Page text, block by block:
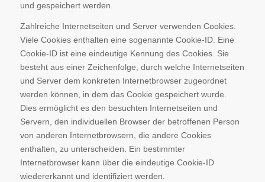
und gespeichert werden.
Zahlreiche Internetseiten und Server verwenden Cookies.
Viele Cookies enthalten eine sogenannte Cookie-ID. Eine
Cookie-ID ist eine eindeutige Kennung des Cookies. Sie
besteht aus einer Zeichenfolge, durch welche Internetseiten
und Server dem konkreten Internetbrowser zugeordnet
werden können, in dem das Cookie gespeichert wurde.
Dies ermöglicht es den besuchten Internetseiten und
Servern, den individuellen Browser der betroffenen Person
von anderen Internetbrowsern, die andere Cookies
enthalten, zu unterscheiden. Ein bestimmter
Internetbrowser kann über die eindeutige Cookie-ID
wiedererkannt und identifiziert werden.